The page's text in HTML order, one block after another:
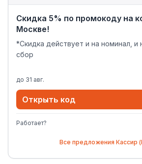
Скидка 5% по промокоду на
Москве!
*Скидка действует и на номинал, и
сбор
до 31 авг.
Открыть код
Работает?
Все предложения Кассир